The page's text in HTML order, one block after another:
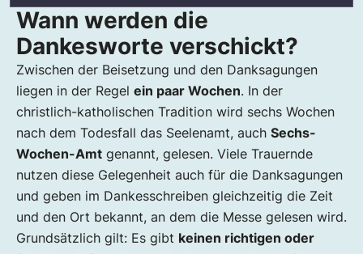
Wann werden die
Dankesworte verschickt?
Zwischen der Beisetzung und den Danksagungen
liegen in der Regel ein paar Wochen. In der
christlich-katholischen Tradition wird sechs Wochen
nach dem Todesfall das Seelenamt, auch Sechs-
Wochen-Amt genannt, gelesen. Viele Trauernde
nutzen diese Gelegenheit auch für die Danksagungen
und geben im Dankesschreiben gleichzeitig die Zeit
und den Ort bekannt, an dem die Messe gelesen wird.
Grundsätzlich gilt: Es gibt keinen richtigen oder